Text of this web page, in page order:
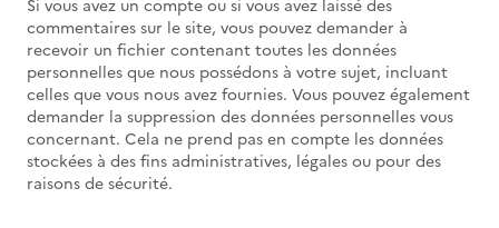
Si vous avez un compte ou si vous avez laissé des
commentaires sur le site, vous pouvez demander à
recevoir un fichier contenant toutes les données
personnelles que nous possédons à votre sujet, incluant
celles que vous nous avez fournies. Vous pouvez également
demander la suppression des données personnelles vous
concernant. Cela ne prend pas en compte les données
stockées à des fins administratives, légales ou pour des
raisons de sécurité.